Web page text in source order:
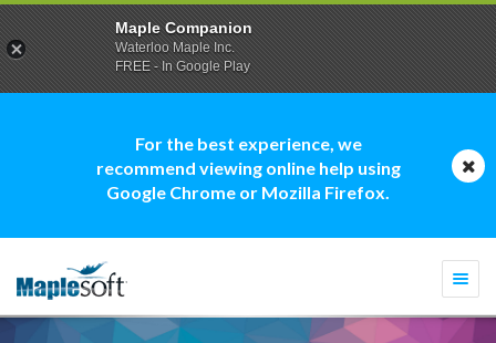
For the best experience, we
recommend viewing online help using
Google Chrome or Mozilla Firefox.
Maple Companion
Waterloo Maple Inc.
FREE - In Google Play